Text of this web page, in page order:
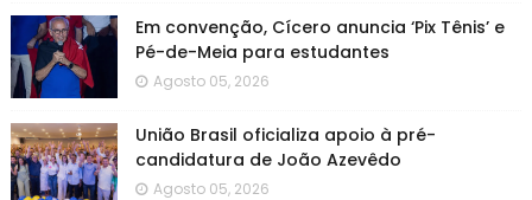
Em convenção, Cícero anuncia ‘Pix Tênis’ e
Pé-de-Meia para estudantes
Agosto 05, 2026
União Brasil oficializa apoio à pré-
candidatura de João Azevêdo
Agosto 05, 2026